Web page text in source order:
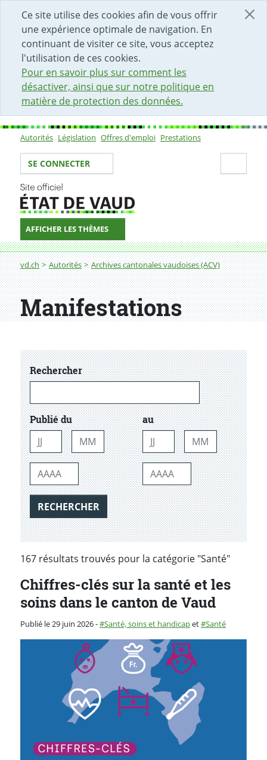
Ce site utilise des cookies afin de vous offrir
une expérience optimale de navigation. En
continuant de visiter ce site, vous acceptez
l'utilisation de ces cookies.
Pour en savoir plus sur comment les
désactiver, ainsi que sur notre politique en
matière de protection des données.
DÉBUT DU CONTENU DE LA PAGE
ACCÈS AU CHAMP DE RECHERCHE
PAGE D'ACCUEIL
FORMULAIRE DE CONTACT
Sous-navigation
Autorités Législation Offres d'emploi Prestations
Votre identité
SE CONNECTER
AFFICHER LES THÈMES
Fil d'Ariane
vd.ch Autorités Archives cantonales vaudoises (ACV)
Manifestations
Rechercherdans les actualtiés
Publié du
Jour Mois
Année
au
Jour Mois
Année
RECHERCHER
167 résultats trouvés pour la catégorie "Santé"
Chiffres-clés sur la santé et les
soins dans le canton de Vaud
Publié le 29 juin 2026-Catégorie :
Santé, soins et handicapet Santé